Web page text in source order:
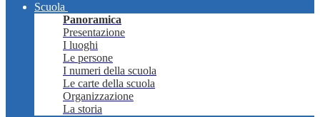
Scuola
Panoramica
Presentazione
I luoghi
Le persone
I numeri della scuola
Le carte della scuola
Organizzazione
La storia